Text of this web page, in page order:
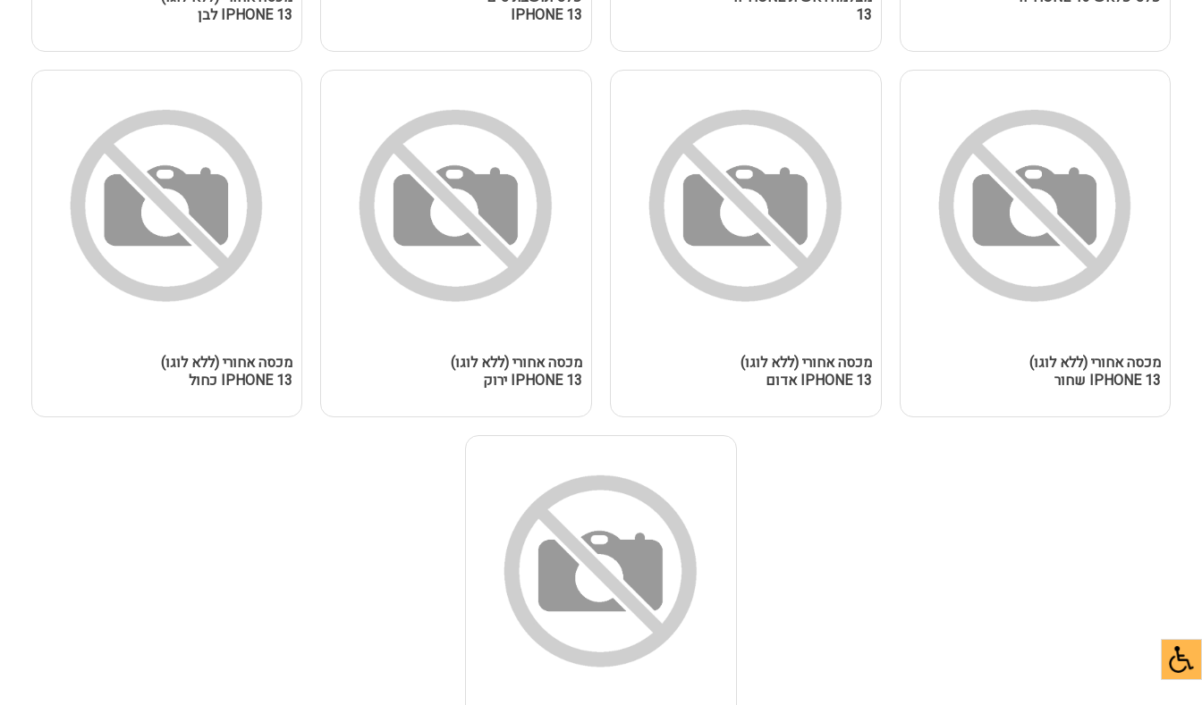
13
IPHONE 13
IPHONE 13 לבן
מכסה אחורי (ללא לוגו)
IPHONE 13 שחור
מכסה אחורי (ללא לוגו)
IPHONE 13 אדום
מכסה אחורי (ללא לוגו)
IPHONE 13 ירוק
מכסה אחורי (ללא לוגו)
IPHONE 13 כחול